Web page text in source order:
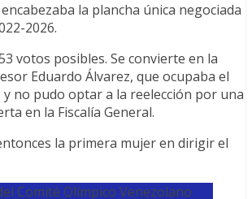
la plancha única negociada
2026.
votos posibles. Se convierte en la
Eduardo Álvarez, que ocupaba el
y no pudo optar a la reelección por una
en la Fiscalía General.
la primera mujer en dirigir el
Comité Olímpico Venezolano